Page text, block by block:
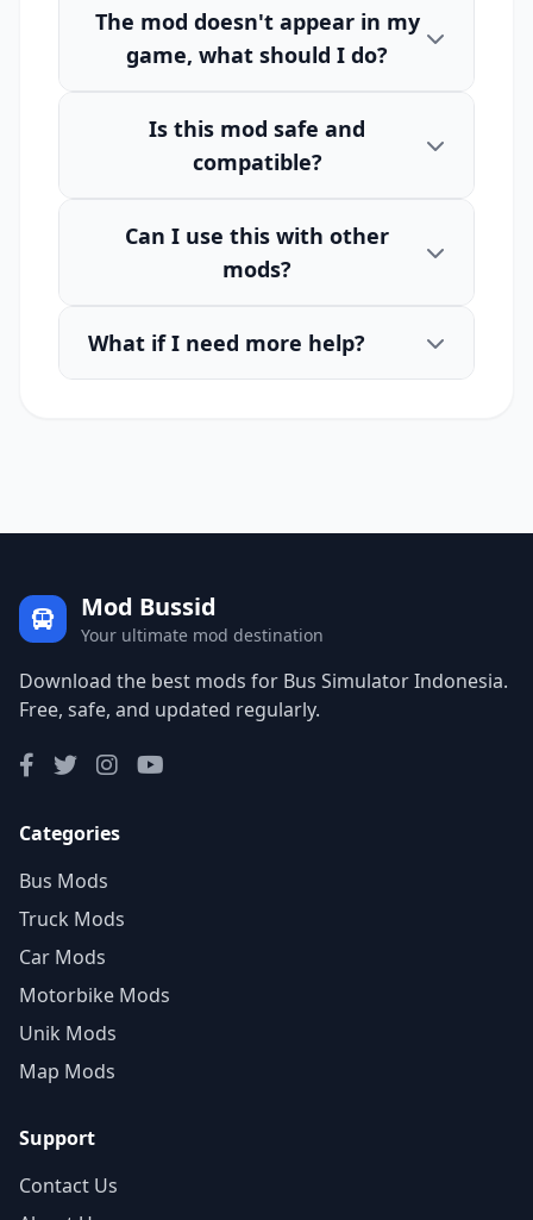
The mod doesn't appear in my
game, what should I do?
Is this mod safe and
compatible?
Can I use this with other
mods?
What if I need more help?
Mod Bussid
Your ultimate mod destination
Download the best mods for Bus Simulator Indonesia.
Free, safe, and updated regularly.
Categories
Bus Mods
Truck Mods
Car Mods
Motorbike Mods
Unik Mods
Map Mods
Support
Contact Us